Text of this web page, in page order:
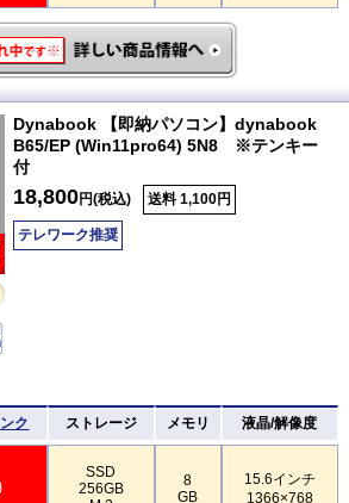
Dynabook 【即納パソコン】dynabook
B65/EP (Win11pro64) 5N8 ※テンキー
付
18,800円(税込) 送料 1,100円
テレワーク推奨
ク ストレージ メモリ 液晶/解像度
SSD
256GB
8
GB
15.6インチ
1366×768